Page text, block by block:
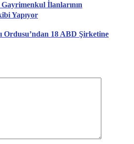
İlanlarının
Yapıyor
Ordusu’ndan 18 ABD Şirketine